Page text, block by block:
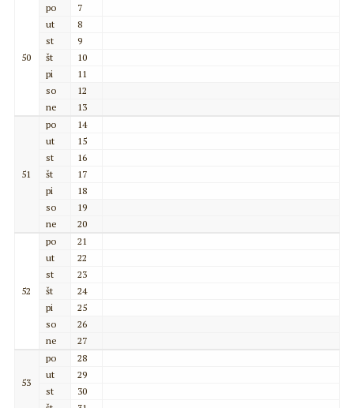
50
po
7
ut
8
st
9
št
10
pi
11
so
12
ne
13
51
po
14
ut
15
st
16
št
17
pi
18
so
19
ne
20
52
po
21
ut
22
st
23
št
24
pi
25
so
26
ne
27
53
po
28
ut
29
st
30